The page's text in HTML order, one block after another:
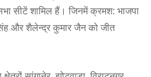
सीटें शामिल हैं। जिनमें क्रमश: भाजपा
और शैलेन्द्र कुमार जैन को जीत